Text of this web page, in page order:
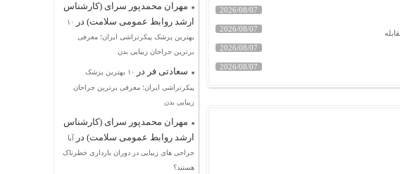
2026/08/07
2026/08/07
2026/08/07
2026/08/07
مهران محمدپور سرای (کارشناس
ارشد روابط عمومی سلامت) در
۱۰
بهترین پزشک پیکرتراشی ایران؛ معرفی
برترین جراحان زیبایی بدن
سعادتی فر در
۱۰ بهترین پزشک
پیکرتراشی ایران؛ معرفی برترین جراحان
زیبایی بدن
مهران محمدپور سرای (کارشناس
ارشد روابط عمومی سلامت) در
آیا
جراحی های زیبایی در دوران بارداری خطرناک
هستند؟